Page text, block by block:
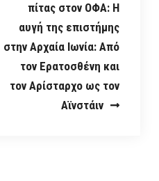
πίτας στον ΟΦΑ: Η
αυγή της επιστήμης
στην Αρχαία Ιωνία: Από
τον Ερατοσθένη και
τον Αρίσταρχο ως τον
Αϊνστάιν